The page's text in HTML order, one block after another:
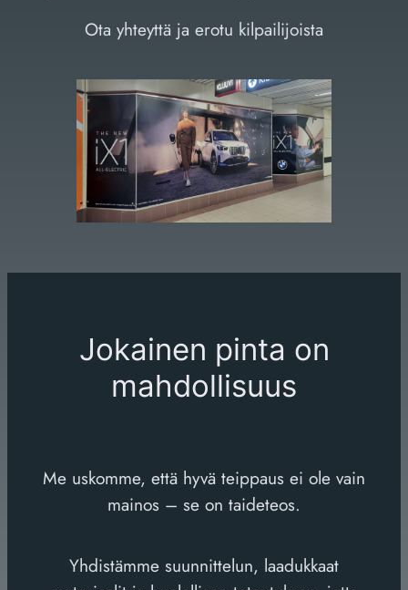
Ota yhteyttä ja erotu kilpailijoista
Jokainen pinta on
mahdollisuus
Me uskomme, että hyvä teippaus ei ole vain
mainos – se on taideteos.
Yhdistämme suunnittelun, laadukkaat